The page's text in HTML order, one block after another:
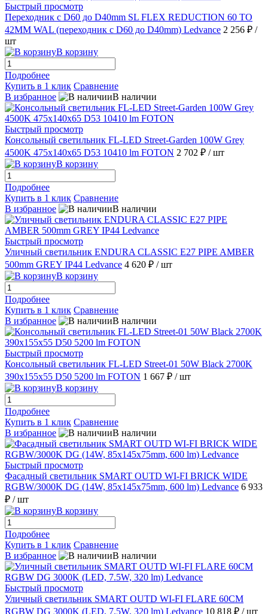
Быстрый просмотр
Переходник с D60 до D40mm SL FLEX REDUCTION 60 TO
42MM WAL (переходник с D60 до D40mm) Ledvance 2 256 ₽ /
шт
В корзину
Подробнее
Купить в 1 клик Сравнение
В избранное
В наличии
Быстрый просмотр
Консольный светильник FL-LED Street-Garden 100W Grey
4500K 475x140x65 D53 10410 lm FOTON 2 702 ₽ / шт
В корзину
Подробнее
Купить в 1 клик Сравнение
В избранное
В наличии
Быстрый просмотр
Уличный светильник ENDURA CLASSIC E27 PIPE AMBER
500mm GREY IP44 Ledvance 4 620 ₽ / шт
В корзину
Подробнее
Купить в 1 клик Сравнение
В избранное
В наличии
Быстрый просмотр
Консольный светильник FL-LED Street-01 50W Black 2700K
390x155x55 D50 5200 lm FOTON 1 667 ₽ / шт
В корзину
Подробнее
Купить в 1 клик Сравнение
В избранное
В наличии
Быстрый просмотр
Фасадный светильник SMART OUTD WI-FI BRICK WIDE
RGBW/3000K DG (14W, 85x145x75mm, 600 lm) Ledvance 6 933
₽ / шт
В корзину
Подробнее
Купить в 1 клик Сравнение
В избранное
В наличии
Быстрый просмотр
Уличный светильник SMART OUTD WI-FI FLARE 60CM
RGBW DG 3000K (LED, 7.5W, 320 lm) Ledvance 10 818 ₽ / шт